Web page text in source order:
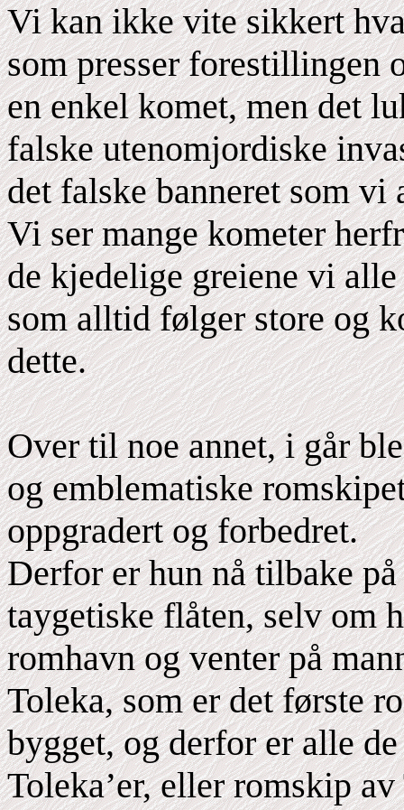
Vi kan ikke vite sikkert
som presser forestillingen
en enkel komet, men det
falske utenomjordiske
det falske banneret som vi
Vi ser mange kometer
de kjedelige greiene vi
som alltid følger store og
dette.
Over til noe annet, i går
og emblematiske
oppgradert og forbedret.
Derfor er hun nå tilbake
taygetiske flåten, selv om
romhavn og venter på
Toleka, som er det første
bygget, og derfor er alle
Toleka’er, eller romskip